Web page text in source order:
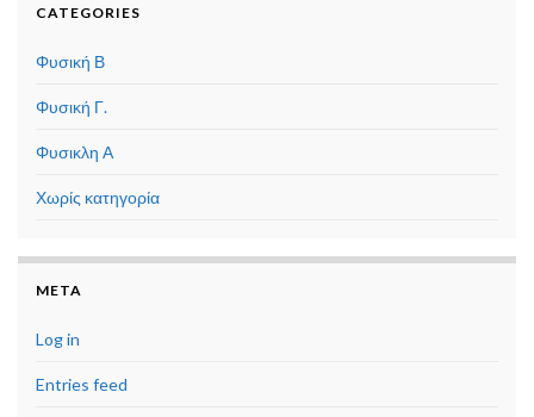
CATEGORIES
Φυσική Β
Φυσική Γ.
Φυσικλη Α
Χωρίς κατηγορία
META
Log in
Entries feed